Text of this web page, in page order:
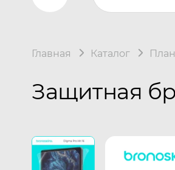
Главная Каталог
Защитная